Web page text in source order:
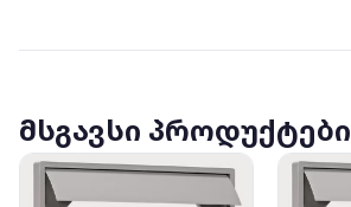
მსგავსი პროდუქტები